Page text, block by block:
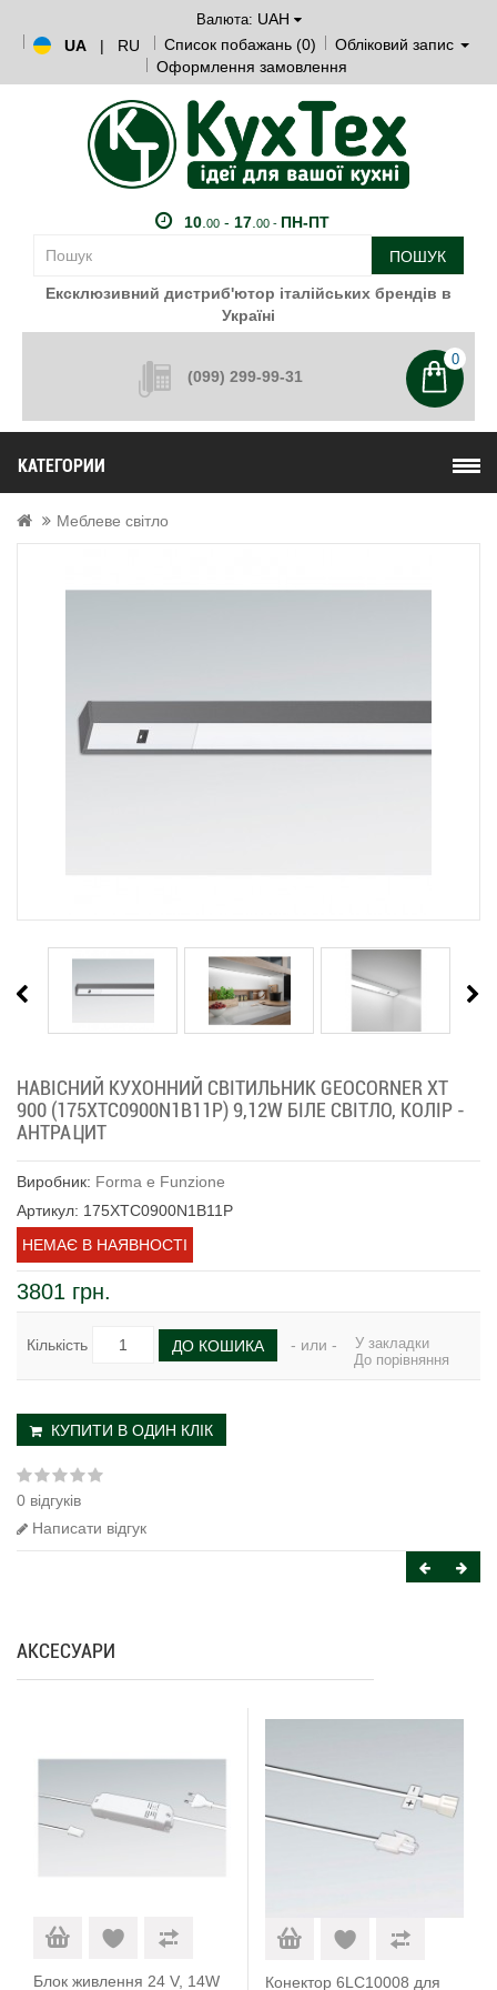
Валюта: UAH
UA
| RU Список побажань (0)
Обліковий запис
Оформлення замовлення
10. 00- 17. 00 - ПН-ПТ
ПОШУК
Ексклюзивний дистриб'ютор італійських брендів в
Україні
(099) 299-99-31
0
КАТЕГОРИИ
Меблеве світло
НАВІСНИЙ КУХОННИЙ СВІТИЛЬНИК GEOCORNER XT
900 (175XTC0900N1B11P) 9,12W БІЛЕ СВІТЛО, КОЛІР -
АНТРАЦИТ
Виробник: Forma e Funzione
Артикул: 175XTC0900N1B11P
НЕМАЄ В НАЯВНОСТІ
3801 грн.
Кількість ДО КОШИКА - или -
У закладки
До порівняння
КУПИТИ В ОДИН КЛІК
0 відгуків
Написати відгук
АКСЕСУАРИ
Блок живлення 24 V, 14W Конектор 6LC10008 для